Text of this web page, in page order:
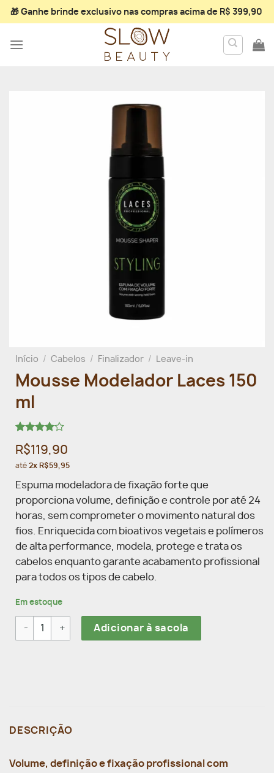
Skip
to
🎁 Ganhe brinde exclusivonas compras acima de R$ 399,90
Início / Cabelos / Finalizador / Leave-in
Mousse Modelador Laces 150
ml
Avaliado
como
4.00 de
5, com
baseado
em
avaliação
de cliente
R$119,90
até 2x R$59,95
Espuma modeladora de fixação forte que
proporciona volume, definição e controle por até 24
horas, sem comprometer o movimento natural dos
fios. Enriquecida com bioativos vegetais e polímeros
de alta performance, modela, protege e trata os
cabelos enquanto garante acabamento profissional
para todos os tipos de cabelo.
Em estoque
Mousse Modelador Laces 150 ml quantidade
Adicionar à sacola
DESCRIÇÃO
Volume, definição e fixação profissional com